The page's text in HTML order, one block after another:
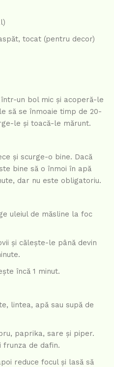
tocat (pentru decor)
un bol mic și acoperă-le
să se înmoaie timp de 20-
le și toacă-le mărunt.
și scurge-o bine. Dacă
bine să o înmoi în apă
dar nu este obligatoriu.
uleiul de măsline la foc
și călește-le până devin
încă 1 minut.
lintea, apă sau supă de
paprika, sare și piper.
frunza de dafin.
reduce focul și lasă să